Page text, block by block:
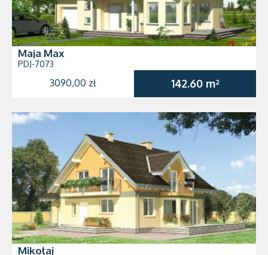
Maja Max
PDJ-7073
3090,00 zł 142.60 m²
Mikołaj